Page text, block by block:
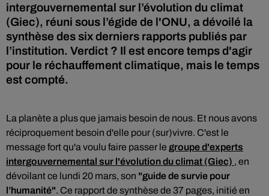
intergouvernemental sur l’évolution du climat
(Giec), réuni sous l’égide de l'ONU, a dévoilé la
synthèse des six derniers rapports publiés par
l’institution. Verdict ? Il est encore temps d'agir
pour le réchauffement climatique, mais le temps
est compté.
La planète a plus que jamais besoin de nous. Et nous avons
réciproquement besoin d'elle pour (sur)vivre. C'est le
message fort qu'a voulu faire passer le groupe d'experts
intergouvernemental sur l'évolution du climat (Giec) , en
dévoilant ce lundi 20 mars, son "guide de survie pour
l’humanité". Ce rapport de synthèse de 37 pages, initié en